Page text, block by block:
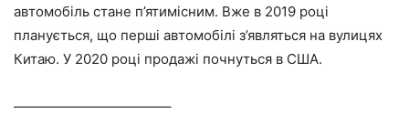
автомобіль стане п’ятимісним. Вже в 2019 році
планується, що перші автомобілі з’являться на вулицях
Китаю. У 2020 році продажі почнуться в США.
———————————–